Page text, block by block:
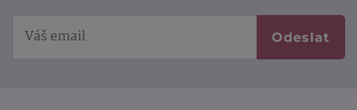
Odeslat